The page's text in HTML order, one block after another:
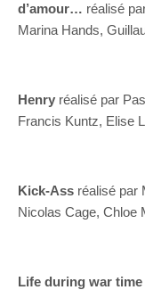
d’amour… réalisé
Marina Hands,
Henry réalisé par
Francis Kuntz, Elise
Kick-Ass réalisé par
Nicolas Cage, Chloe
Life during war time